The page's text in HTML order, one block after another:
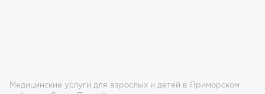
Медицинские услуги для взрослых и детей в Приморском